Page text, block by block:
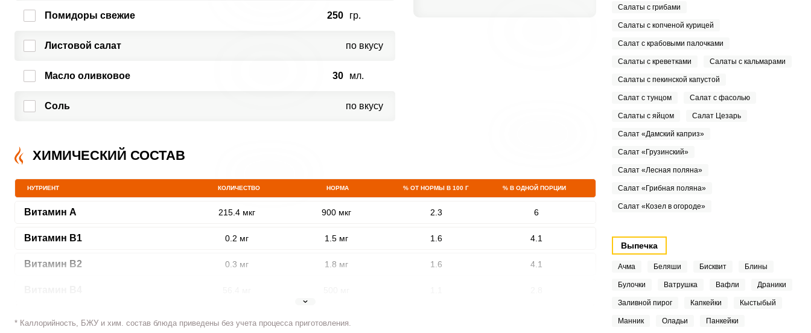
Помидоры свежие 250 гр.
Листовой салат по вкусу
Масло оливковое 30 мл.
Соль по вкусу
ХИМИЧЕСКИЙ СОСТАВ
НУТРИЕНТ КОЛИЧЕСТВО НОРМА % ОТ НОРМЫ В 100 Г % В ОДНОЙ ПОРЦИИ
Витамин A 215.4 мкг 900 мкг 2.3 6
Витамин В1 0.2 мг 1.5 мг 1.6 4.1
Витамин В2 0.3 мг 1.8 мг 1.6 4.1
* Каллорийность, БЖУ и хим. состав блюда приведены без учета процесса приготовления.
Салаты с грибами
Салаты с копченой курицей
Салат с крабовыми палочками
Салаты с креветками Салаты с кальмарами
Салаты с пекинской капустой
Салат с тунцом Салат с фасолью
Салаты с яйцом Салат Цезарь
Салат «Дамский каприз»
Салат «Грузинский»
Салат «Лесная поляна»
Салат «Грибная поляна»
Салат «Козел в огороде»
Выпечка
Ачма Беляши Бисквит Блины
Булочки Ватрушка Вафли Драники
Заливной пирог Капкейки Кыстыбый
Манник Оладьи Панкейки